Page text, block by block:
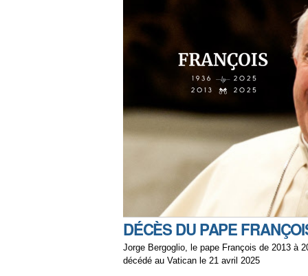
DÉCÈS DU PAPE
Jorge Bergoglio, le pape François de 2013 à
décédé au Vatican le 21 avril 2025